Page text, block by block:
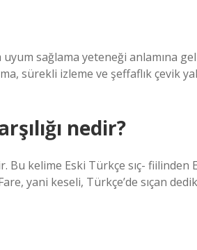
sağlama yeteneği anlamına
sürekli izleme ve şeffaflık çevik
nedir?
Bu kelime Eski Türkçe sıç- fiilinden
yani keseli, Türkçe’de sıçan